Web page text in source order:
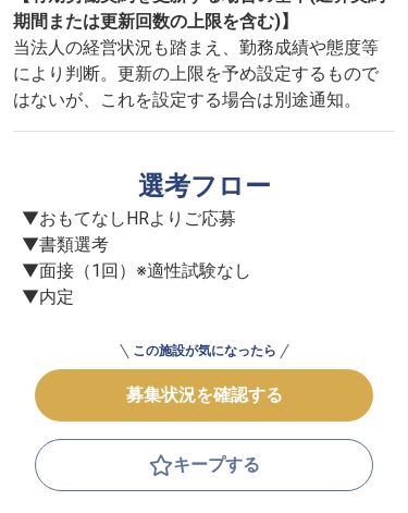
期間または更新回数の上限を含む)】
当法人の経営状況も踏まえ、勤務成績や態度等
により判断。更新の上限を予め設定するもので
はないが、これを設定する場合は別途通知。
選考フロー
▼おもてなしHRよりご応募
▼書類選考
▼面接（1回）※適性試験なし
▼内定
この施設が気になったら
募集状況を確認する
キープする